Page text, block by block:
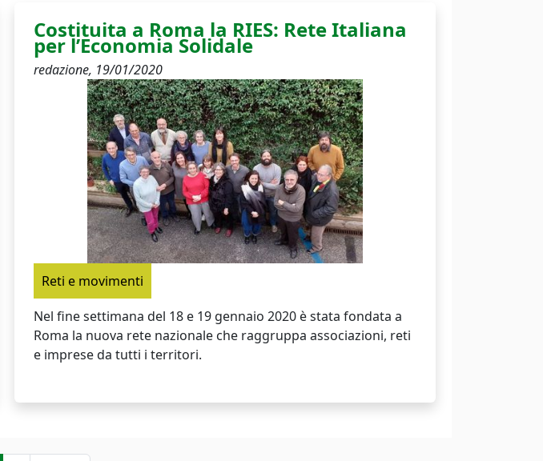
Costituita a Roma la RIES: Rete Italiana
per l’Economia Solidale
redazione, 19/01/2020
Reti e movimenti
Nel fine settimana del 18 e 19 gennaio 2020 è stata fondata a
Roma la nuova rete nazionale che raggruppa associazioni, reti
e imprese da tutti i territori.